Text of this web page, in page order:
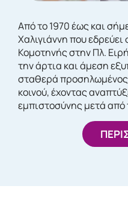
Από το 1970 έως και
Χαλιγιάννη που
Κομοτηνής στην Πλ.
την άρτια και άμεση
σταθερά προσηλωμένος
κοινού, έχοντας
εμπιστοσύνης μετά από